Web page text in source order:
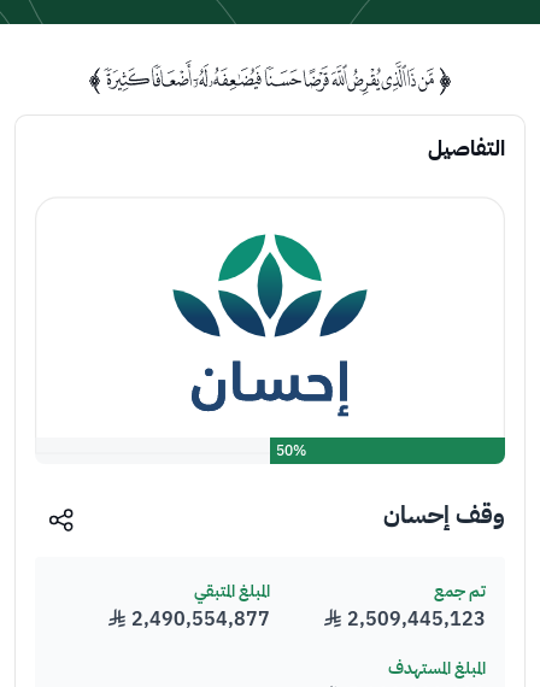
التفاصيل
50%
وقف إحسان
تم جمع
2,509,445,123﷼
المبلغ المتبقي
2,490,554,877﷼
المبلغ المستهدف